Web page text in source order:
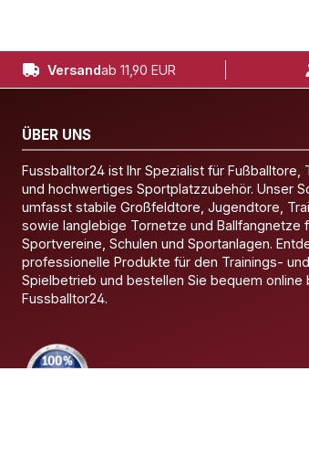
Versandab 11,90 EUR
ÜBER UNS
Fussballtor24 ist Ihr Spezialist für Fußballtore,
und hochwertiges Sportplatzzubehör. Unser
umfasst stabile Großfeldtore, Jugendtore,
sowie langlebige Tornetze und Ballfangnetze
Sportvereine, Schulen und Sportanlagen.
professionelle Produkte für den Trainings- und
Spielbetrieb und bestellen Sie bequem online
Fussballtor24.